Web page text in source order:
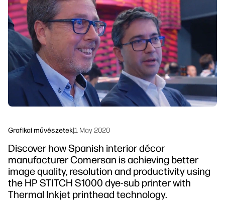
Lépjen kapcsolatba egy PrintOS
szakértővel
Kövess minket
linkedInfacebook
twitteryoutube
Munkafolyamat megoldások
Fenntarthatóság
Grafikai művészetek|1 May 2020
Discover how Spanish interior décor
manufacturer Comersan is achieving better
image quality, resolution and productivity using
the HP STITCH S1000 dye-sub printer with
Thermal Inkjet printhead technology.